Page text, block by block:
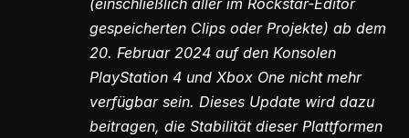
gespeicherten Clips oder Projekte) ab dem
20. Februar 2024 auf den Konsolen
PlayStation 4 und Xbox One nicht mehr
verfügbar sein. Dieses Update wird dazu
beitragen, die Stabilität dieser Plattformen